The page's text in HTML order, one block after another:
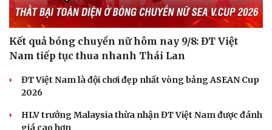
Kết quả bóng chuyền nữ hôm nay 9/8: ĐT Việt
Nam tiếp tục thua nhanh Thái Lan
ĐT Việt Nam là đội chơi đẹp nhất vòng bảng ASEAN Cup
2026
HLV trưởng Malaysia thừa nhận ĐT Việt Nam được đánh
giá cao hơn